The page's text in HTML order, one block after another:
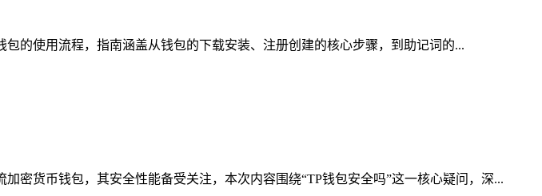
的使用流程，指南涵盖从钱包的下载安装、注册创建的核心步骤，到助记词的...
密货币钱包，其安全性能备受关注，本次内容围绕“TP钱包安全吗”这一核心疑问，深...